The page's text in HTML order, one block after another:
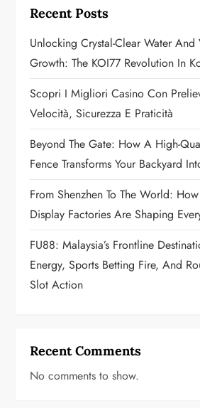
g
a
t
i
o
n
Recent Posts
Unlocking Crystal-Clear Water
Growth: The KOI77 Revolution In
Scopri I Migliori Casino Con
Velocità, Sicurezza E Praticità
Beyond The Gate: How A High-
Fence Transforms Your Backyard
From Shenzhen To The World: How
Display Factories Are Shaping
FU88: Malaysia’s Frontline
Energy, Sports Betting Fire, And
Slot Action
Recent Comments
No comments to show.